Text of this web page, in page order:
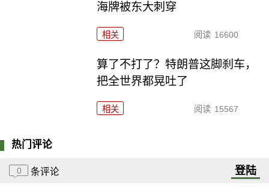
海牌被东大刺穿
相关 阅读 16600
算了不打了？特朗普这脚刹车，
把全世界都晃吐了
相关 阅读 15567
热门评论
0 条评论 登陆